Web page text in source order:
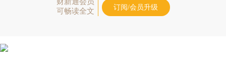
可畅读全文
订阅/会员升级